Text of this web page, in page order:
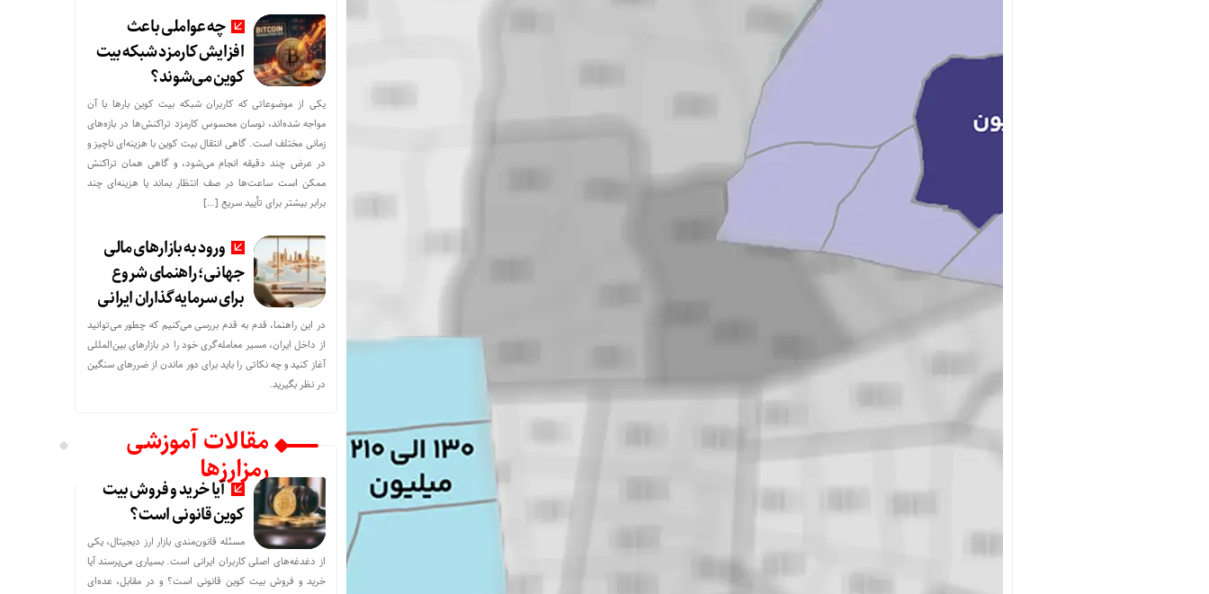
چه عواملی باعث
افزایش کارمزد شبکه بیت
کوین می‌شوند؟
یکی از موضوعاتی که کاربران شبکه بیت کوین بارها با آن
مواجه شده‌اند، نوسان محسوس کارمزد تراکنش‌ها در بازه‌های
زمانی مختلف است. گاهی انتقال بیت کوین با هزینه‌ای ناچیز و
در عرض چند دقیقه انجام می‌شود، و گاهی همان تراکنش
ممکن است ساعت‌ها در صف انتظار بماند یا هزینه‌ای چند
برابر بیشتر برای تأیید سریع […]
ورود به بازارهای مالی
جهانی؛ راهنمای شروع
برای سرمایه‌گذاران ایرانی
در این راهنما، قدم به قدم بررسی می‌کنیم که چطور می‌توانید
از داخل ایران، مسیر معامله‌گری خود را در بازارهای بین‌المللی
آغاز کنید و چه نکاتی را باید برای دور ماندن از ضررهای سنگین
در نظر بگیرید.
مقالات آموزشی
رمزارزهاآیا خرید و فروش بیت
کوین قانونی است؟
مسئله قانون‌مندی بازار ارز دیجیتال، یکی
از دغدغه‌های اصلی کاربران ایرانی است. بسیاری می‌پرسند آیا
خرید و فروش بیت کوین قانونی است؟ و در مقابل، عده‌ای